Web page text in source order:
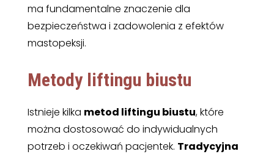
ma fundamentalne znaczenie dla
bezpieczeństwa i zadowolenia z efektów
mastopeksji.
Metody liftingu biustu
Istnieje kilka metod liftingu biustu, które
można dostosować do indywidualnych
potrzeb i oczekiwań pacjentek. Tradycyjna